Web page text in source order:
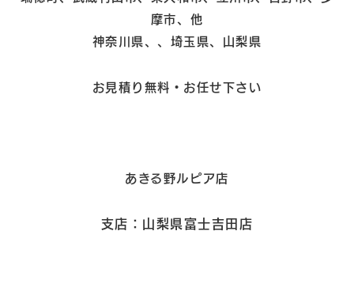
摩市、他
神奈川県、、埼玉県、山梨県
お見積り無料・ お任せ下さい
あきる野ルピア店
支店：山梨県富士吉田店